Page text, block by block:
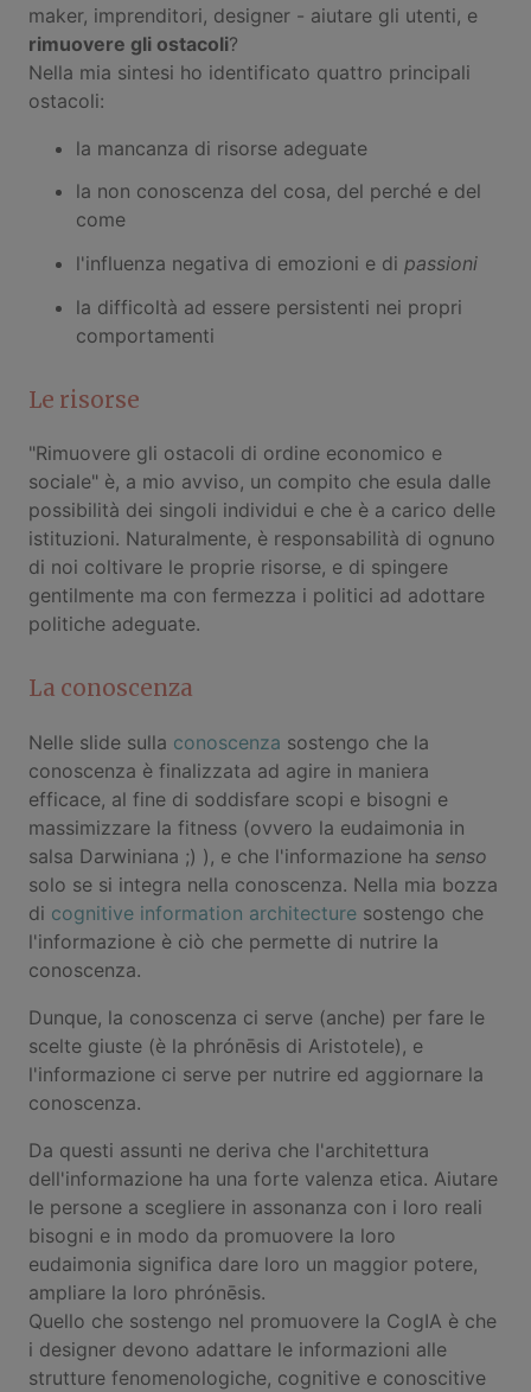
maker, imprenditori, designer - aiutare gli utenti, e
rimuovere gli ostacoli?
Nella mia sintesi ho identificato quattro principali
ostacoli:
la mancanza di risorse adeguate
la non conoscenza del cosa, del perché e del
come
l'influenza negativa di emozioni e di passioni
la difficoltà ad essere persistenti nei propri
comportamenti
Le risorse
"Rimuovere gli ostacoli di ordine economico e
sociale" è, a mio avviso, un compito che esula dalle
possibilità dei singoli individui e che è a carico delle
istituzioni. Naturalmente, è responsabilità di ognuno
di noi coltivare le proprie risorse, e di spingere
gentilmente ma con fermezza i politici ad adottare
politiche adeguate.
La conoscenza
Nelle slide sulla conoscenza sostengo che la
conoscenza è finalizzata ad agire in maniera
efficace, al fine di soddisfare scopi e bisogni e
massimizzare la fitness (ovvero la eudaimonia in
salsa Darwiniana ;) ), e che l'informazione ha senso
solo se si integra nella conoscenza. Nella mia bozza
di cognitive information architecture sostengo che
l'informazione è ciò che permette di nutrire la
conoscenza.
Dunque, la conoscenza ci serve (anche) per fare le
scelte giuste (è la phrónēsis di Aristotele), e
l'informazione ci serve per nutrire ed aggiornare la
conoscenza.
Da questi assunti ne deriva che l'architettura
dell'informazione ha una forte valenza etica. Aiutare
le persone a scegliere in assonanza con i loro reali
bisogni e in modo da promuovere la loro
eudaimonia significa dare loro un maggior potere,
ampliare la loro phrónēsis.
Quello che sostengo nel promuovere la CogIA è che
i designer devono adattare le informazioni alle
strutture fenomenologiche, cognitive e conoscitive